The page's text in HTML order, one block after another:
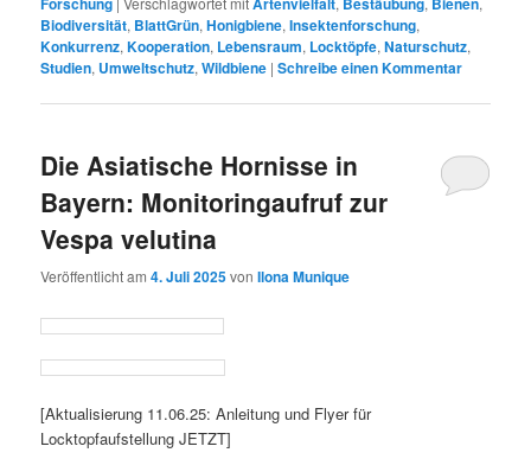
Biodiversität, BlattGrün,Honigbiene,Insektenforschung,
Konkurrenz,Kooperation, Lebensraum, Locktöpfe,Naturschutz,
Studien, Umweltschutz,Wildbiene |Schreibe einen Kommentar
Die Asiatische Hornisse in
Bayern: Monitoringaufruf zur
Vespa velutina
Veröffentlicht am4. Juli 2025vonIlona Munique
[Aktualisierung 11.06.25: Anleitung und Flyer für
Locktopfaufstellung JETZT]